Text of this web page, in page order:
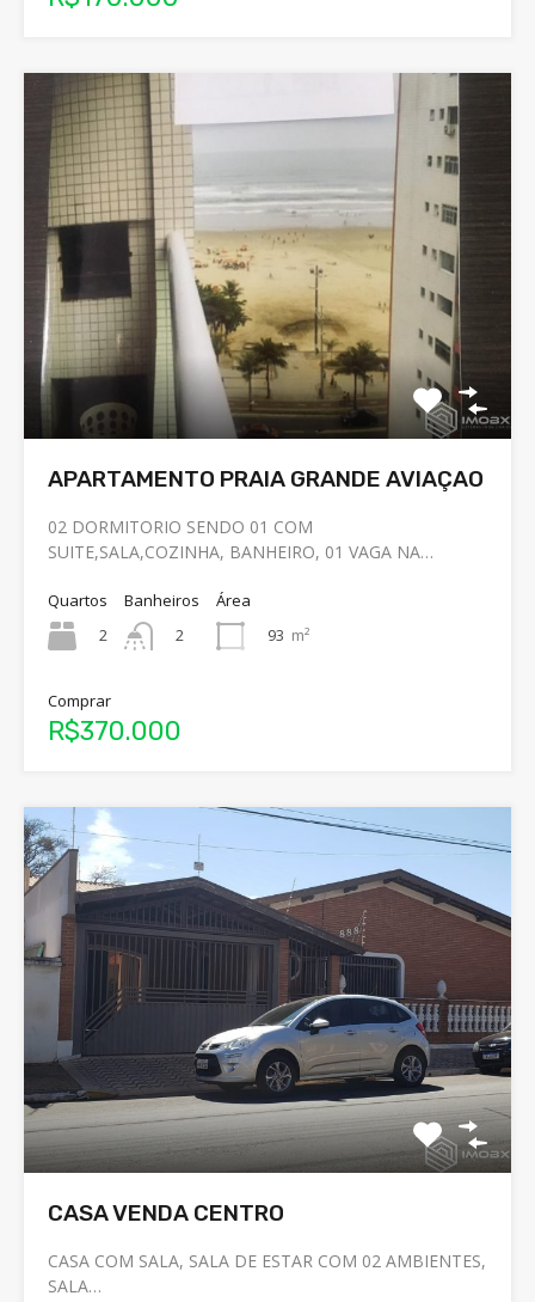
APARTAMENTO PRAIA GRANDE AVIAÇAO
02 DORMITORIO SENDO 01 COM
SUITE,SALA,COZINHA, BANHEIRO, 01 VAGA NA…
Quartos
2
Banheiros
2
Área
93 m²
Comprar
R$370.000
CASA VENDA CENTRO
CASA COM SALA, SALA DE ESTAR COM 02 AMBIENTES,
SALA…